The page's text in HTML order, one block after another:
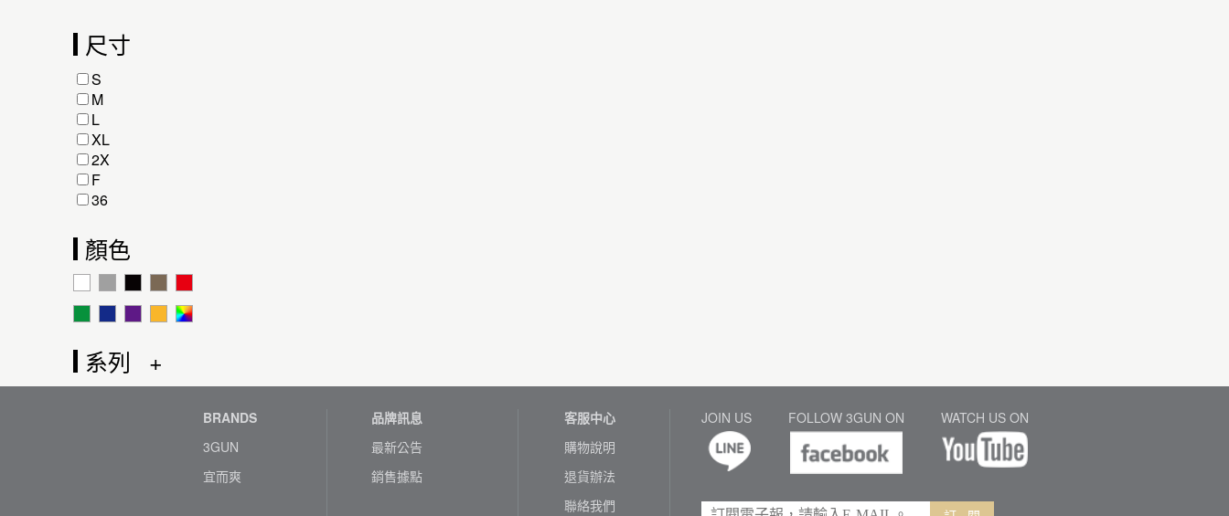
尺寸
S
M
L
XL
2X
F
36
顏色
系列
BRANDS
3GUN
宜而爽
品牌訊息
最新公告
銷售據點
客服中心
購物說明
退貨辦法
聯絡我們
JOIN US FOLLOW 3GUN ON WATCH US ON